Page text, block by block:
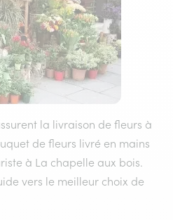
la livraison de fleurs à
de fleurs livré en mains
à La chapelle aux bois.
vers le meilleur choix de